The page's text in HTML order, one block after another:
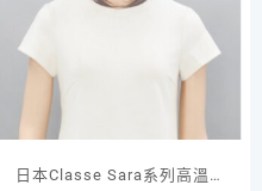
日本Classe Sara系列高溫絲